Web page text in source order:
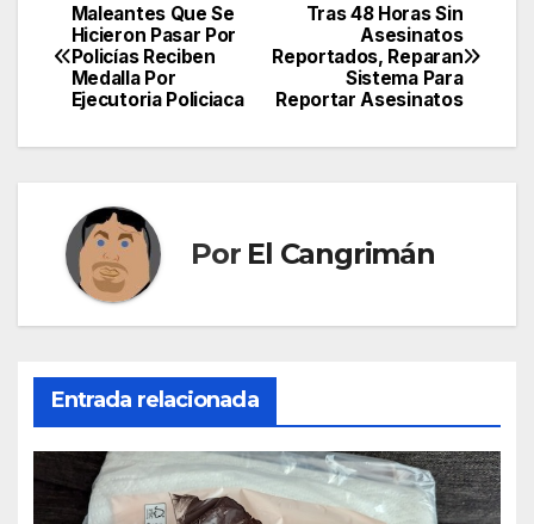
Navegación
de
entradas
Tras 48 Horas Sin
Asesinatos
Reportados, Reparan
Sistema Para
Reportar Asesinatos
Maleantes Que Se
Hicieron Pasar Por
Policías Reciben
Medalla Por
Ejecutoria Policiaca
Por El Cangrimán
Entrada relacionada